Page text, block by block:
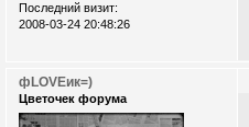
Последний визит:
2008-03-24 20:48:26
фLOVEик=)
Цветочек форума